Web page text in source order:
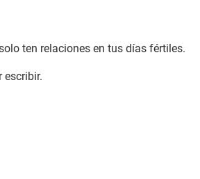
ten relaciones en tus días fértiles.
escribir.